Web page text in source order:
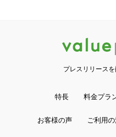
プレスリリース
特長 料金プラ
お客様の声 ご利用